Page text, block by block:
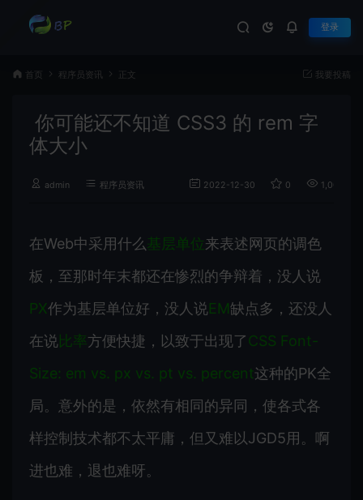
登录
首页 程序员资讯 正文 我要投稿
你可能还不知道 CSS3 的 rem 字
体大小
admin 程序员资讯 2022-12-30 0 1,005
在Web中采用什么基层单位来表述网页的调色
板，至那时年末都还在惨烈的争辩着，没人说
PX作为基层单位好，没人说EM缺点多，还没人
在说比率方便快捷，以致于出现了CSS Font-
Size: em vs. px vs. pt vs. percent这种的PK全
局。意外的是，依然有相同的异同，使各式各
样控制技术都不太平庸，但又难以JGD5用。啊
进也难，退也难呀。